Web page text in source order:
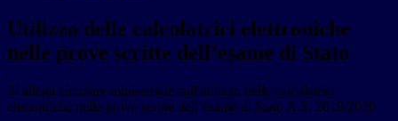
Utilizzo delle calcolatrici elettroniche
nelle prove scritte dell’esame di Stato
Si allega circolare ministeriale sull'utilizzo delle calcolatrici
elettroniche nelle prove scritte dell’esame di Stato A.S. 2019/2020